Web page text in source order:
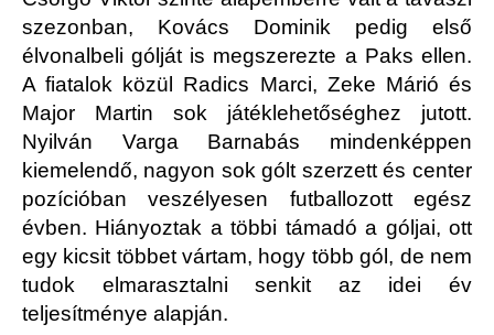
szezonban, Kovács Dominik pedig első
élvonalbeli gólját is megszerezte a Paks ellen.
A fiatalok közül Radics Marci, Zeke Márió és
Major Martin sok játéklehetőséghez jutott.
Nyilván Varga Barnabás mindenképpen
kiemelendő, nagyon sok gólt szerzett és center
pozícióban veszélyesen futballozott egész
évben. Hiányoztak a többi támadó a góljai, ott
egy kicsit többet vártam, hogy több gól, de nem
tudok elmarasztalni senkit az idei év
teljesítménye alapján.